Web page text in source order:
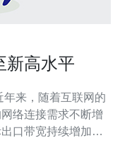
新高水平
络连接需求不断增
口带宽持续增加，